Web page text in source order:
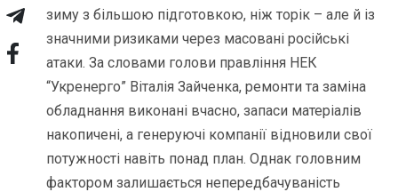
зиму з більшою підготовкою, ніж торік – але й із
значними ризиками через масовані російські
атаки. За словами голови правління НЕК
“Укренерго” Віталія Зайченка, ремонти та заміна
обладнання виконані вчасно, запаси матеріалів
накопичені, а генеруючі компанії відновили свої
потужності навіть понад план. Однак головним
фактором залишається непередбачуваність